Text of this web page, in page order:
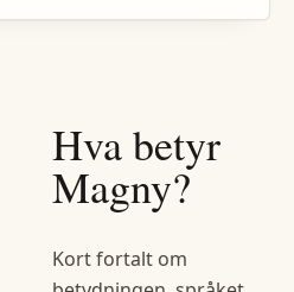
Hva betyr
Magny?
Kort fortalt om